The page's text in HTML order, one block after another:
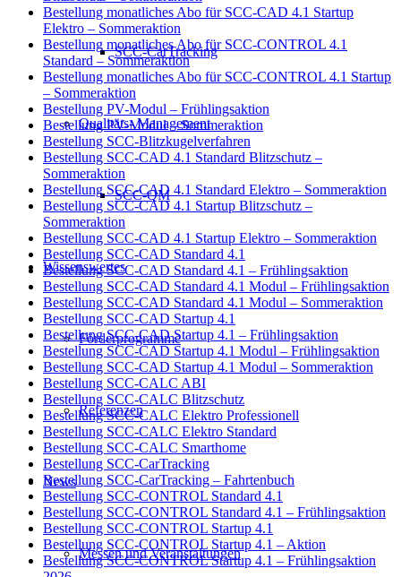
SCC-CarTracking
Qualitäts- Management
SCC-QM
Wissenswertes
Förderprogramme
Referenzen
News
Messen und Veranstaltungen
Bestellung monatliches Abo für SCC-CAD 4.1 Startup
Elektro – Sommeraktion
Bestellung monatliches Abo für SCC-CONTROL 4.1
Standard – Sommeraktion
Bestellung monatliches Abo für SCC-CONTROL 4.1 Startup
– Sommeraktion
Bestellung PV-Modul – Frühlingsaktion
Bestellung PV-Modul – Sommeraktion
Bestellung SCC-Blitzkugelverfahren
Bestellung SCC-CAD 4.1 Standard Blitzschutz –
Sommeraktion
Bestellung SCC-CAD 4.1 Standard Elektro – Sommeraktion
Bestellung SCC-CAD 4.1 Startup Blitzschutz –
Sommeraktion
Bestellung SCC-CAD 4.1 Startup Elektro – Sommeraktion
Bestellung SCC-CAD Standard 4.1
Bestellung SCC-CAD Standard 4.1 – Frühlingsaktion
Bestellung SCC-CAD Standard 4.1 Modul – Frühlingsaktion
Bestellung SCC-CAD Standard 4.1 Modul – Sommeraktion
Bestellung SCC-CAD Startup 4.1
Bestellung SCC-CAD Startup 4.1 – Frühlingsaktion
Bestellung SCC-CAD Startup 4.1 Modul – Frühlingsaktion
Bestellung SCC-CAD Startup 4.1 Modul – Sommeraktion
Bestellung SCC-CALC ABI
Bestellung SCC-CALC Blitzschutz
Bestellung SCC-CALC Elektro Professionell
Bestellung SCC-CALC Elektro Standard
Bestellung SCC-CALC Smarthome
Bestellung SCC-CarTracking
Bestellung SCC-CarTracking – Fahrtenbuch
Bestellung SCC-CONTROL Standard 4.1
Bestellung SCC-CONTROL Standard 4.1 – Frühlingsaktion
Bestellung SCC-CONTROL Startup 4.1
Bestellung SCC-CONTROL Startup 4.1 – Aktion
Bestellung SCC-CONTROL Startup 4.1 – Frühlingsaktion